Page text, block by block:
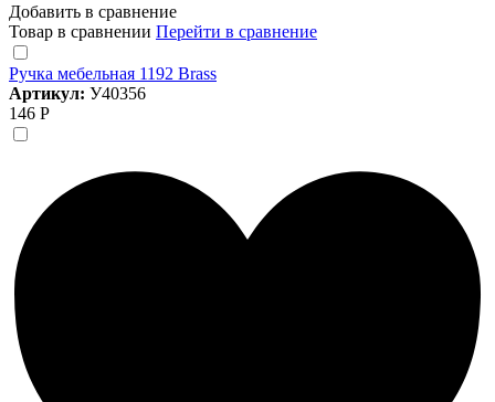
Добавить в сравнение
Товар в сравнении Перейти в сравнение
Ручка мебельная 1192 Brass
Артикул: У40356
146 Р